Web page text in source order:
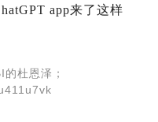
app来了这样
杜恩泽；